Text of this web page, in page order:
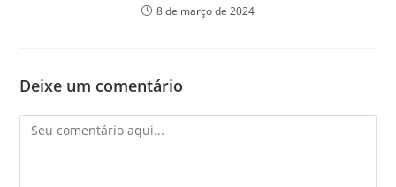
8 de março de 2024
Deixe um comentário